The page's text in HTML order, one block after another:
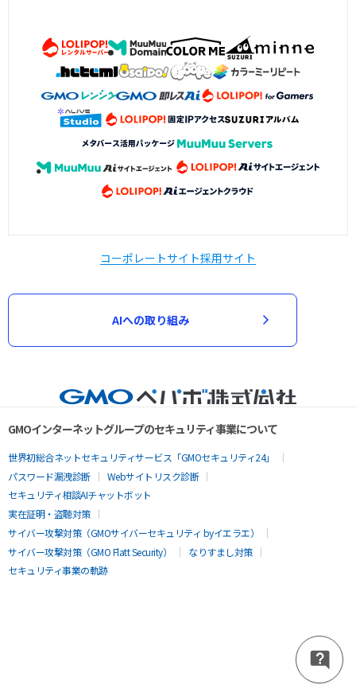
コーポレートサイト採用サイト
AIへの取り組み
GMOインターネットグループのセキュリティ事業について
世界初総合ネットセキュリティサービス「GMOセキュリティ24」
パスワード漏洩診断
Webサイトリスク診断
セキュリティ相談AIチャットボット
実在証明・盗聴対策
サイバー攻撃対策（GMOサイバーセキュリティ byイエラエ）
サイバー攻撃対策（GMO Flatt Security）
なりすまし対策
セキュリティ事業の軌跡